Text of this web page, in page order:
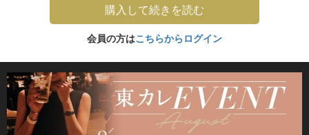
購入して続きを読む
会員の方はこちらからログイン